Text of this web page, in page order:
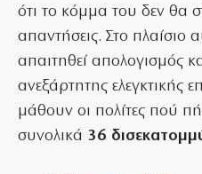
ότι το κόμμα του δεν θα
απαντήσεις. Στο πλαίσιο
απαιτηθεί απολογισμός
ανεξάρτητης ελεγκτικής
μάθουν οι πολίτες πού
συνολικά 36